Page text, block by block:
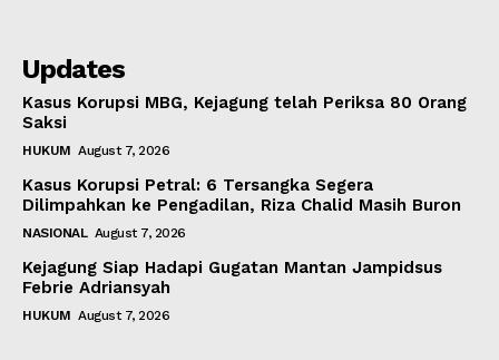
Updates
Kasus Korupsi MBG, Kejagung telah Periksa 80 Orang
Saksi
HUKUM August 7, 2026
Kasus Korupsi Petral: 6 Tersangka Segera
Dilimpahkan ke Pengadilan, Riza Chalid Masih Buron
NASIONAL August 7, 2026
Kejagung Siap Hadapi Gugatan Mantan Jampidsus
Febrie Adriansyah
HUKUM August 7, 2026